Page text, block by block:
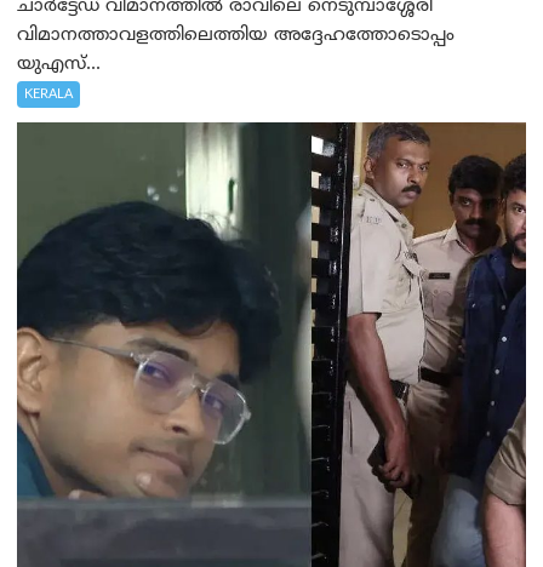
ചാർട്ടേഡ് വിമാനത്തിൽ രാവിലെ നെടുമ്പാശ്ശേരി
വിമാനത്താവളത്തിലെത്തിയ അദ്ദേഹത്തോടൊപ്പം
യുഎസ്...
KERALA